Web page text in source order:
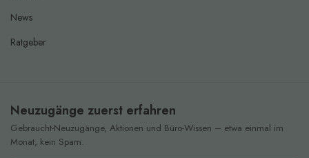
News
Ratgeber
Neuzugänge zuerst erfahren
Gebraucht-Neuzugänge, Aktionen und Büro-Wissen – etwa einmal im
Monat, kein Spam.